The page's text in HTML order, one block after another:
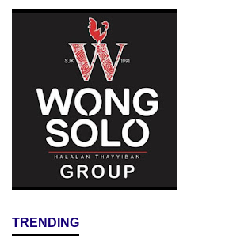
TRENDING